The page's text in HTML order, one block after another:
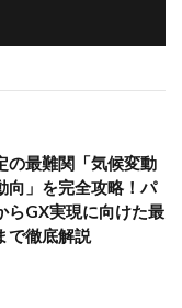
の最難関「気候変動
向」を完全攻略！パ
らGX実現に向けた最
で徹底解説